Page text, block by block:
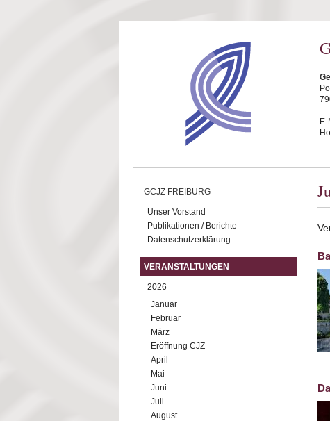
GCJZ FREIBURG
Unser Vorstand
Publikationen / Berichte
Datenschutzerklärung
VERANSTALTUNGEN
2026
Januar
Februar
März
Eröffnung CJZ
April
Mai
Juni
Juli
August